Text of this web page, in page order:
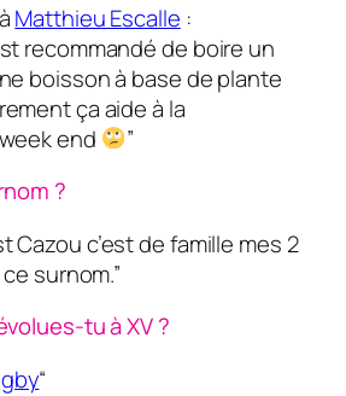
Matthieu Escalle :
recommandé de boire un
boisson à base de plante
ça aide à la
end
”
?
Cazou c’est de famille mes 2
surnom.”
tu à XV ?
“